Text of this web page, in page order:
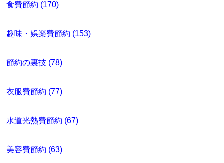
食費節約 (170)
趣味・娯楽費節約 (153)
節約の裏技 (78)
衣服費節約 (77)
水道光熱費節約 (67)
美容費節約 (63)